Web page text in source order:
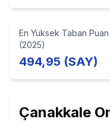
En Yüksek Taban Puan
(2025)
494,95 (SAY)
Çanakkale